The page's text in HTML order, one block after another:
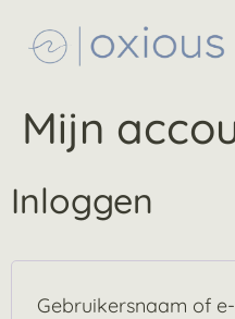
Mijn
Inloggen
Gebruikersnaam of